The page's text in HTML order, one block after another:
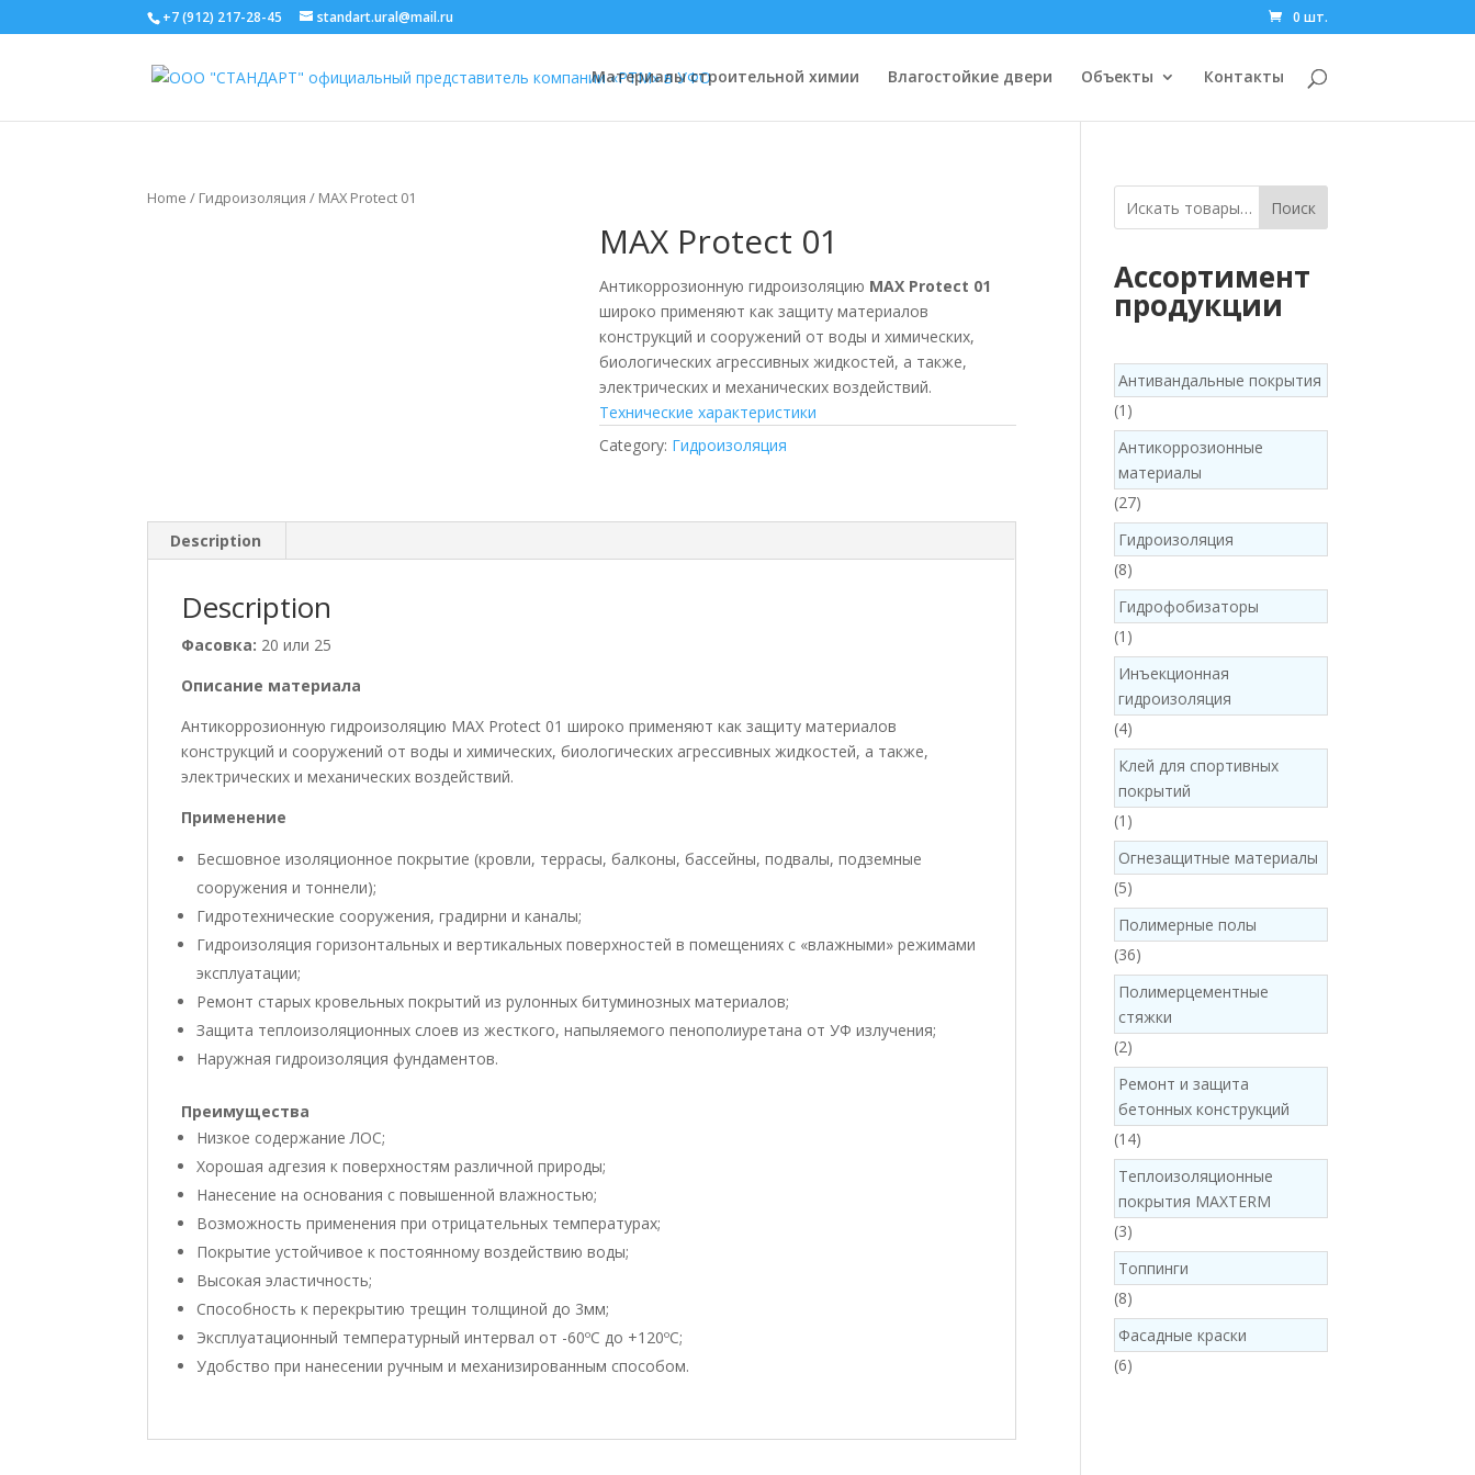
+7 (912) 217-28-45 standart.ural@mail.ru 0 шт.
Материалы строительной химии Влагостойкие двери Объекты Контакты
Home / Гидроизоляция / MAX Protect 01
MAX Protect 01
Антикоррозионную гидроизоляцию MAX Protect 01
широко применяют как защиту материалов
конструкций и сооружений от воды и химических,
биологических агрессивных жидкостей, а также,
электрических и механических воздействий.
Технические характеристики
Category: Гидроизоляция
Description
Description
Фасовка: 20 или 25
Описание материала
Антикоррозионную гидроизоляцию MAX Protect 01 широко применяют как защиту материалов
конструкций и сооружений от воды и химических, биологических агрессивных жидкостей, а также,
электрических и механических воздействий.
Применение
Бесшовное изоляционное покрытие (кровли, террасы, балконы, бассейны, подвалы, подземные
сооружения и тоннели);
Гидротехнические сооружения, градирни и каналы;
Гидроизоляция горизонтальных и вертикальных поверхностей в помещениях с «влажными» режимами
эксплуатации;
Ремонт старых кровельных покрытий из рулонных битуминозных материалов;
Защита теплоизоляционных слоев из жесткого, напыляемого пенополиуретана от УФ излучения;
Наружная гидроизоляция фундаментов.
Преимущества
Низкое содержание ЛОС;
Хорошая адгезия к поверхностям различной природы;
Нанесение на основания с повышенной влажностью;
Возможность применения при отрицательных температурах;
Покрытие устойчивое к постоянному воздействию воды;
Высокая эластичность;
Способность к перекрытию трещин толщиной до 3мм;
Эксплуатационный температурный интервал от -60ºC до +120ºC;
Удобство при нанесении ручным и механизированным способом.
Поиск
Ассортимент
продукции
Антивандальные покрытия
1 1
product
Антикоррозионные
материалы
2727
products
Гидроизоляция
88
products
Гидрофобизаторы
1 1
product
Инъекционная
гидроизоляция
44
products
Клей для спортивных
покрытий
1 1
product
Огнезащитные материалы
55
products
Полимерные полы
3636
products
Полимерцементные
стяжки
22
products
Ремонт и защита
бетонных конструкций
1414
products
Теплоизоляционные
покрытия MAXTERM
33
products
Топпинги
88
products
Фасадные краски
66